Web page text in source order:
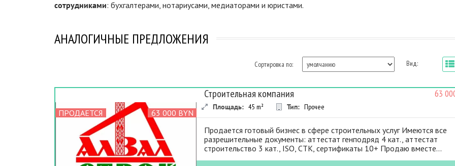
сотрудниками: бухгалтерами, нотариусами, медиаторами и юристами.
АНАЛОГИЧНЫЕ ПРЕДЛОЖЕНИЯ
Сортировка по: Вид:
ПРОДАЕТСЯ 63 000 BYN
Строительная компания 63
Площадь: 45 m² Тип: Прочее
Продается готовый бизнес в сфере строительных услуг Имеются все
разрешительные документы: аттестат генподряд 4 кат., аттестат
строительство 3 кат., ISO, СТК, сертификаты 10+ Продаю вместе...